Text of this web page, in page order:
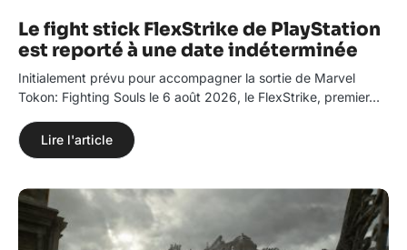
Le fight stick FlexStrike de PlayStation
est reporté à une date indéterminée
Initialement prévu pour accompagner la sortie de Marvel
Tokon: Fighting Souls le 6 août 2026, le FlexStrike, premier…
Lire l'article